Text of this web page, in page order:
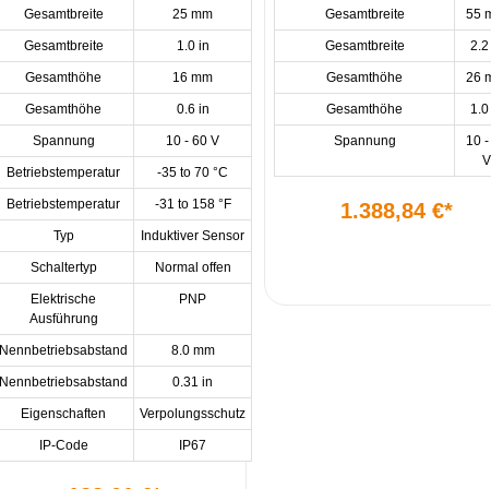
Gesamtbreite 25 mm
Gesamtbreite 1.0 in
Gesamthöhe 16 mm
Gesamthöhe 0.6 in
Spannung 10 - 60 V
Betriebstemperatur -35 to 70 °C
Betriebstemperatur -31 to 158 °F
Typ Induktiver Sensor
Schaltertyp Normal offen
Elektrische
Ausführung
PNP
Nennbetriebsabstand 8.0 mm
Nennbetriebsabstand 0.31 in
Eigenschaften Verpolungsschutz
IP-Code IP67
Gesamtbreite 55
Gesamtbreite 2.2
Gesamthöhe 26
Gesamthöhe
Spannung
10
V
1.388,84 €*